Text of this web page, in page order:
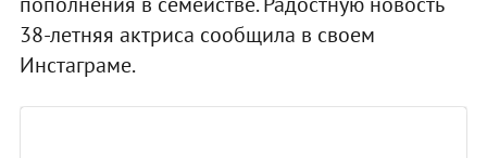
38-летняя актриса сообщила в своем
Инстаграме.